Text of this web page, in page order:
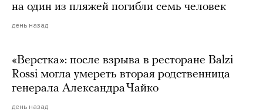
на один из пляжей погибли семь человек
день назад
«Верстка»: после взрыва в ресторане Balzi
Rossi могла умереть вторая родственница
генерала Александра Чайко
день назад